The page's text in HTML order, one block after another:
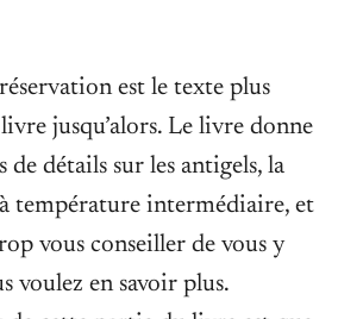
est le texte plus
jusqu’alors. Le livre donne
de détails sur les antigels, la
température intermédiaire, et
vous conseiller de vous y
voulez en savoir plus.